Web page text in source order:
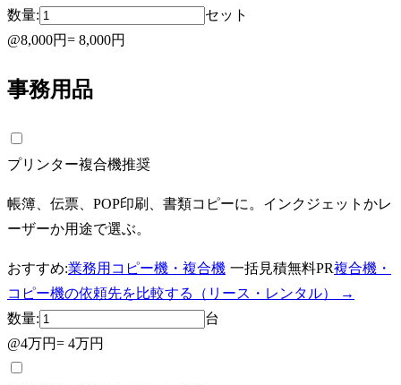
数量:
セット
@8,000円= 8,000円
事務用品
プリンター複合機推奨
帳簿、伝票、POP印刷、書類コピーに。インクジェットかレ
ーザーか用途で選ぶ。
おすすめ:業務用コピー機・複合機 一括見積無料PR複合機・
コピー機の依頼先を比較する（リース・レンタル）
→
数量:
台
@4万円= 4万円